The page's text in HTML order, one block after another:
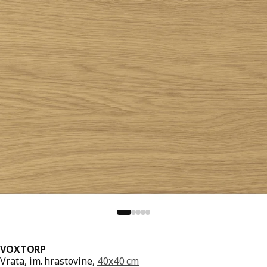
VOXTORP
Vrata, im. hrastovine, 40x40 cm